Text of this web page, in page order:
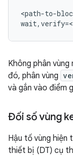
<path-to-
Không phân
đó, phân vùng
và gắn vào điểm
Đối số vùng
Hậu tố vùng hiện
thiết bị (DT) cụ